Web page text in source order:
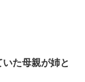
た母親が姉と